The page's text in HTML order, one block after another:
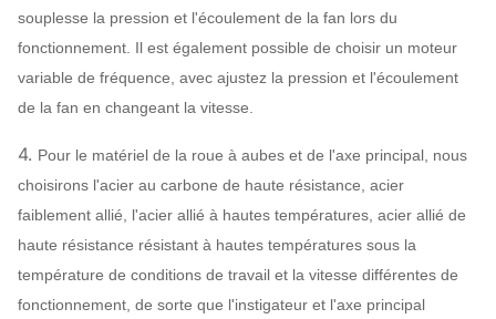
Fan de
chaudière
Système
configuration
Amortisseur
Axe principal
acier 45# (acier de
construction de
haute résistance de
carbone), 42CrMo,
acier inoxydable…
souplesse la pression et l'écoulement de la fan lors du
fonctionnement. Il est également possible de choisir un moteur
variable de fréquence, avec ajustez la pression et l'écoulement
de la fan en changeant la vitesse.
4. Pour le matériel de la roue à aubes et de l'axe principal, nous
choisirons l'acier au carbone de haute résistance, acier
faiblement allié, l'acier allié à hautes températures, acier allié de
haute résistance résistant à hautes températures sous la
température de conditions de travail et la vitesse différentes de
fonctionnement, de sorte que l'instigateur et l'axe principal